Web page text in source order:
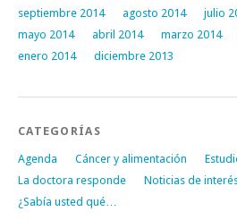
septiembre 2014
agosto 2014 julio
mayo 2014
abril 2014 marzo 2014
enero 2014
diciembre 2013
CATEGORÍAS
Agenda Cáncer y alimentación
La doctora responde
Noticias de
¿Sabía usted qué…